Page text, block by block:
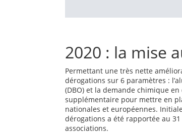
2020 : la mise
Permettant une très nette
dérogations sur 6 paramètres :
(DBO) et la demande chimique en
supplémentaire pour mettre en
nationales et européennes.
dérogations a été rapportée au
associations.